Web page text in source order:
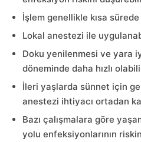
İşlem genellikle kısa sürede
Lokal anestezi ile
Doku yenilenmesi ve yara
döneminde daha hızlı
İleri yaşlarda sünnet için
anestezi ihtiyacı ortadan
Bazı çalışmalara göre
yolu enfeksiyonlarının